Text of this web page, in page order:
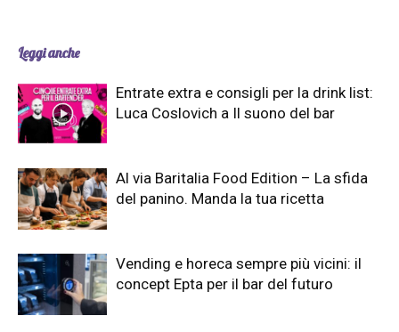
Leggi anche
Entrate extra e consigli per la drink list:
Luca Coslovich a Il suono del bar
Al via Baritalia Food Edition – La sfida
del panino. Manda la tua ricetta
Vending e horeca sempre più vicini: il
concept Epta per il bar del futuro